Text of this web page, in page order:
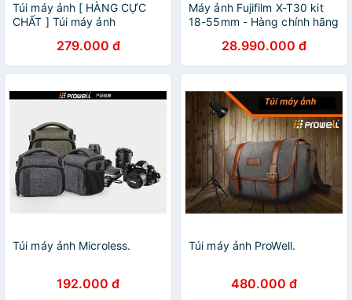
Túi máy ảnh [ HÀNG CỰC
CHẤT ] Túi máy ảnh
279.000 đ
Máy ảnh Fujifilm X-T30 kit
18-55mm - Hàng chính hãng
28.990.000 đ
Túi máy ảnh Microless.
192.000 đ
Túi máy ảnh ProWell.
480.000 đ